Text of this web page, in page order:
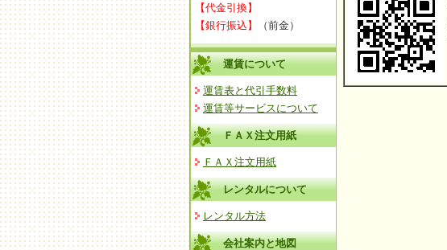
【代金引換】
【銀行振込】
（前金）
運賃について
運賃表と代引手数料
運賃等サービスについて
ＦＡＸ注文用紙
ＦＡＸ注文用紙
レンタルについて
レンタル方法
会社案内と地図